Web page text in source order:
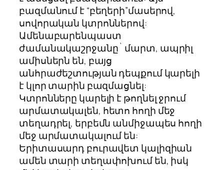
բազմանում է “բեղերի”մասերով,
սովորական կտրոններով:
Ամենաբարենպաստ
ժամանակաշրջանը` մարտ, ապրիլ
ամիսներն են, բայց
անհրաժեշտության դեպքում կարելի
է կլոր տարին բազմացնել:
Կտրոնները կարելի է թողնել ջրում
արմատակալեն, հետո հողի մեջ
տեղադրել, երբեմն անմիջապես հողի
մեջ արմատակալում են:
Երիտասարդ բուրավետ կալիզիան
ամեն տարի տեղափոխում են, իսկ